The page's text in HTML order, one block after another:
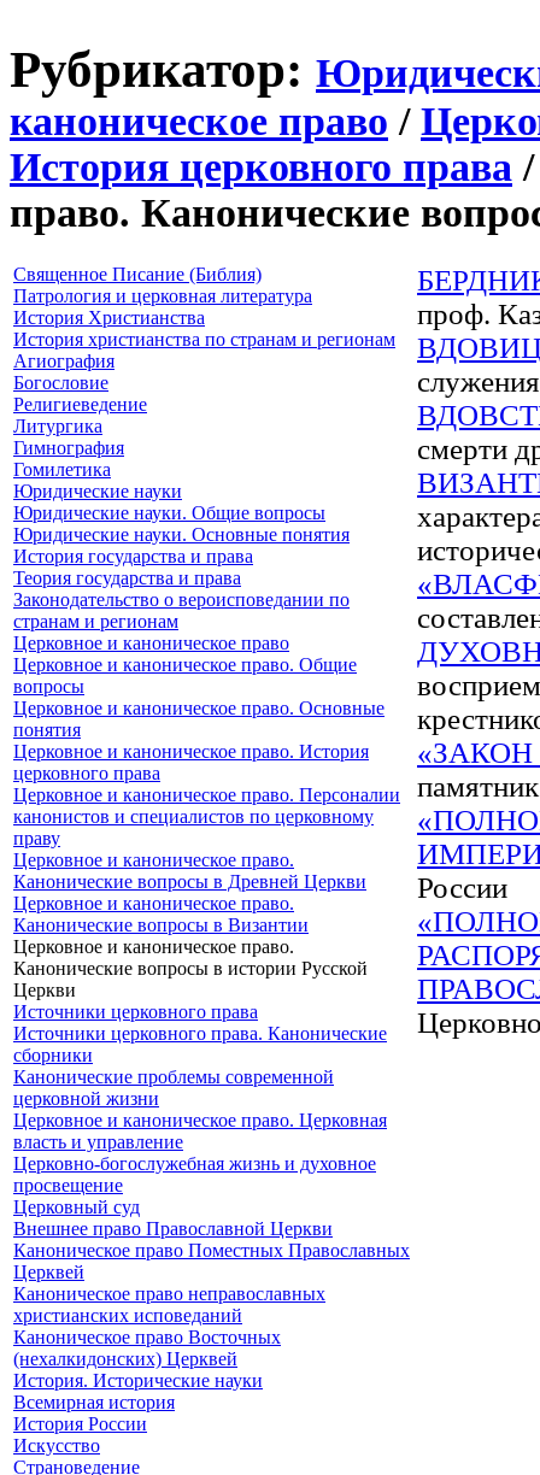
Рубрикатор:
каноническое право /
История церковного права
право. Канонические
Священное Писание (Библия)
Патрология и церковная литература
История Христианства
История христианства по странам и регионам
Агиография
Богословие
Религиеведение
Литургика
Гимнография
Гомилетика
Юридические науки
Юридические науки. Общие вопросы
Юридические науки. Основные понятия
История государства и права
Теория государства и права
Законодательство о вероисповедании по
странам и регионам
Церковное и каноническое право
Церковное и каноническое право. Общие
вопросы
Церковное и каноническое право. Основные
понятия
Церковное и каноническое право. История
церковного права
Церковное и каноническое право. Персоналии
канонистов и специалистов по церковному
праву
Церковное и каноническое право.
Канонические вопросы в Древней Церкви
Церковное и каноническое право.
Канонические вопросы в Византии
Церковное и каноническое право.
Канонические вопросы в истории Русской
Церкви
Источники церковного права
Источники церковного права. Канонические
сборники
Канонические проблемы современной
церковной жизни
Церковное и каноническое право. Церковная
власть и управление
Церковно-богослужебная жизнь и духовное
просвещение
Церковный суд
Внешнее право Православной Церкви
Каноническое право Поместных Православных
Церквей
Каноническое право неправославных
христианских исповеданий
Каноническое право Восточных
(нехалкидонских) Церквей
История. Исторические науки
Всемирная история
История России
Искусство
Страноведение
проф.
смерти
России